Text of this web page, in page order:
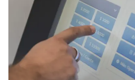
Normativa
Transparencia
Presupuesto